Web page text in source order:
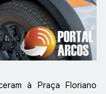
à Praça Floriano